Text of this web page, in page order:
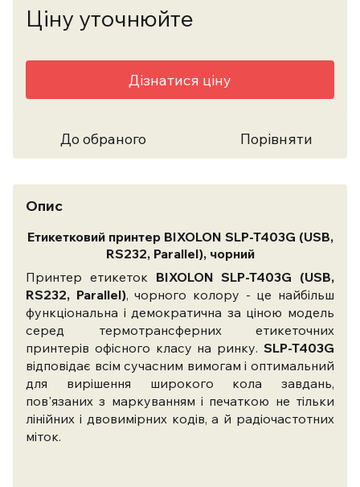
Ціну уточнюйте
Дізнатися ціну
До обраного Порівняти
Опис
Етикетковий принтер BIXOLON SLP-T403G (USB,
RS232, Parallel), чорний
Принтер етикеток BIXOLON SLP-T403G (USB,
RS232, Parallel), чорного колору - це найбільш
функціональна і демократична за ціною модель
серед термотрансферних етикеточних
принтерів офісного класу на ринку. SLP-T403G
відповідає всім сучасним вимогам і оптимальний
для вирішення широкого кола завдань,
пов'язаних з маркуванням і печаткою не тільки
лінійних і двовимірних кодів, а й радіочастотних
міток.